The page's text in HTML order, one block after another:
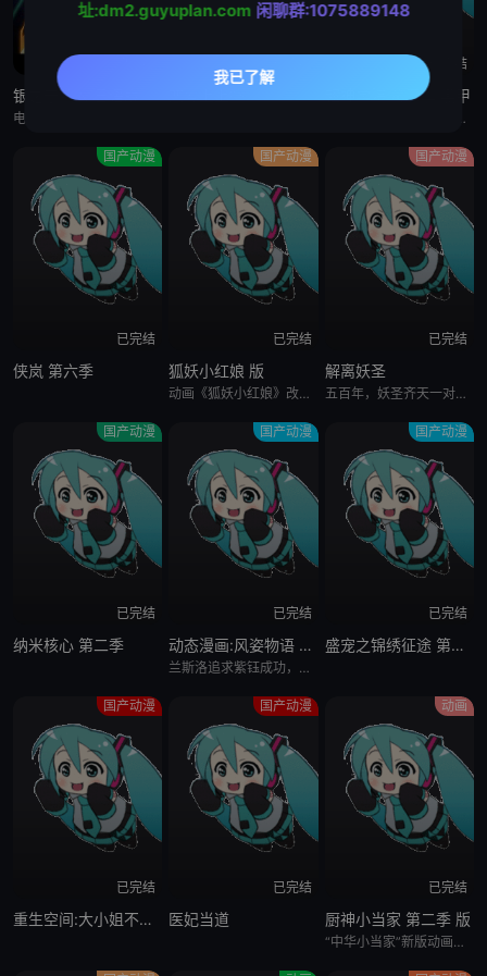
银之守墓人 日语版
已完结
超神学院 第四季:黑甲
诸神与魔鬼同时来到地球，他们驾着巨大的宇宙飞船，向地球发起了猛烈的攻击，从此以后，世界在战火中被改变。一只身披黑色盔甲的雄兵连，将肩负起抵御入侵的重任。他们继承高等文明的超级基因，并在地球长大，保护着
国产动漫
已完结
侠岚 第六季
国产动漫
已完结
狐妖小红娘 版
动画《狐妖小红娘》改编自小新创作的同名漫画。作品主要讲述了以红娘为职业的狐妖在为前世恋人牵红线过程当中发生的一系列有趣、神秘的故事。
国产动漫
已完结
解离妖圣
五百年，妖圣齐天一对多，与神族众将大战天庭！临死使出解离禁术，自爆炸毁南天门，魂魄也散落三界……五百年后，天师院的实习蕴灵师，扫地少年陆小天意外开启妖界传送门，也开启了三界联手复活妖圣的庞大计划。然而
国产动漫
已完结
纳米核心 第二季
国产动漫
已完结
动态漫画:风姿物语 第三季
兰斯洛追求紫钰成功，暗恋他的小公主又如何自处？公瑾暗地又做了哪些布局？雷峰塔地宫里面，一切矛盾汇集，大战一触即发！风姿物语漫动画第二季主要讲述兰斯洛收获了和紫钰的爱情后，做小草帮助下在地宫寻宝中挫败了
国产动漫
已完结
盛宠之锦绣征途 第三季 任重道远
国产动漫
已完结
重生空间:大小姐不好惹
国产动漫
已完结
医妃当道
动画
已完结
厨神小当家 第二季 版
“中华小当家”新版动画《厨神小当家》第二季发布预告，阿昴等人和“黑暗料理界”正式开战，作为关卡Boss的“五虎星”亮相！中文配音版由杨天翔担任配音导演，729声工场负责配音统筹。本季将于2021年1月
址:dm2.guyuplan.com 闲聊群:1075889148